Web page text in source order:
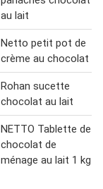
au lait
Netto petit pot de
crème au chocolat
Rohan sucette
chocolat au lait
NETTO Tablette de
chocolat de
ménage au lait 1 kg